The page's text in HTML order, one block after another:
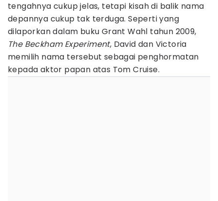
tengahnya cukup jelas, tetapi kisah di balik nama
depannya cukup tak terduga. Seperti yang
dilaporkan dalam buku Grant Wahl tahun 2009,
The Beckham Experiment, David dan Victoria
memilih nama tersebut sebagai penghormatan
kepada aktor papan atas Tom Cruise.